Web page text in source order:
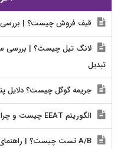
قیف فروش چیست؟ | بررسی
لانگ تیل چیست؟ | بررسی
تبدیل
جریمه گوگل چیست؟ دلایل
الگوریتم EEAT چیست و چرا برای سایت شما اهمیت دارد؟